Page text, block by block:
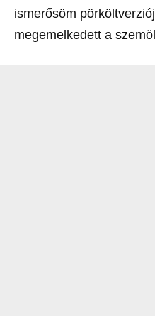
ismerősöm
megemelkedett a